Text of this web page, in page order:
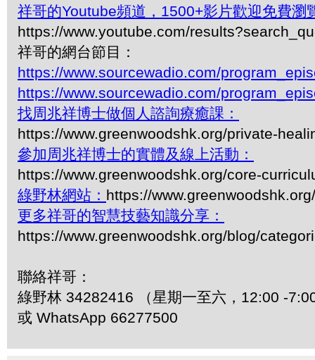
祥哥的Youtube頻道，1500+影片歡迎免費瀏
https://www.youtube.com/
祥哥的網台節目：
https://www.sourcewadio.com/
https://www.sourcewadio.com/
找周兆祥博士做個人諮詢療癒課：
https://www.greenwoodshk.org/private-
參加周兆祥博士的實體及線上活動：
https://www.greenwoodshk.org/core-
綠野林網站： https://www.greenwoodshk.org/
更多祥哥的智慧技藝知識分享：
https://www.greenwoodshk.org/blog/
聯絡祥哥：
綠野林 34282416 （星期一至六，12:00 -
或 WhatsApp 66277500